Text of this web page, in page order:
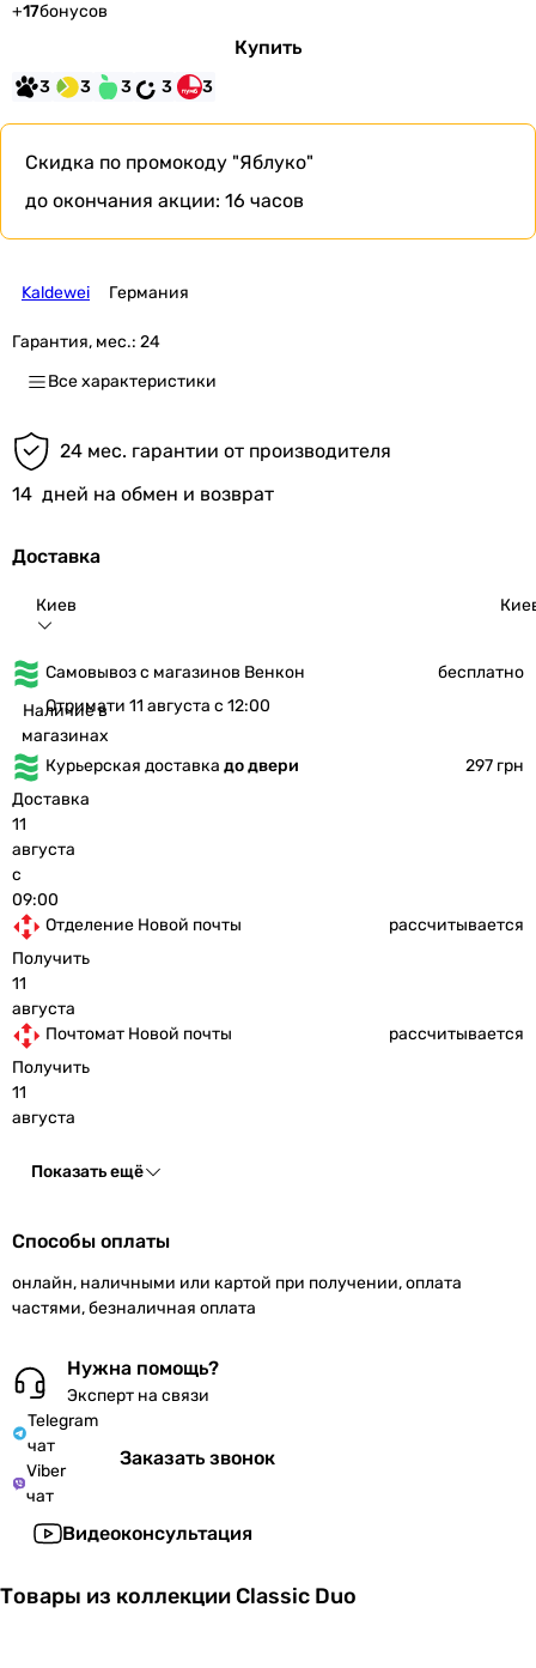
+17бонусов
Купить
3 3 3 3 3
Скидка по промокоду "Яблуко"
до окончания акции: 16 часов
Kaldewei Германия
Гарантия, мес.: 24
Все характеристики
24 мес. гарантии от производителя
14 дней на обмен и возврат
Доставка
Киев
Самовывоз с магазинов Венкон
бесплатно
Наличие в
магазинах
Отримати 11 августа с 12:00
Курьерская доставка до двери
297 грн
Доставка
11
августа
с
09:00
Отделение Новой почты
рассчитывается
Получить
11
августа
Почтомат Новой почты
рассчитывается
Получить
11
августа
Показать ещё
Способы оплаты
онлайн, наличными или картой при получении, оплата
частями, безналичная оплата
Нужна помощь?
Эксперт на связи
Telegram
чат
Viber
чат
Заказать звонок
Видеоконсультация
Товары из коллекции Classic Duo